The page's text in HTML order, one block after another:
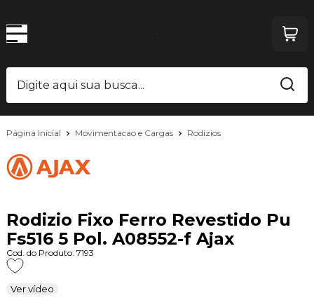
Página Inicial Movimentacao e Cargas Rodizios
Rodizio Fixo Ferro Revestido Pu
Fs516 5 Pol. A08552-f Ajax
Cod. do Produto: 7193
Ver vídeo